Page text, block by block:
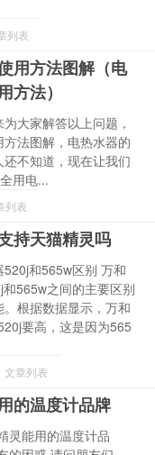
列表
用方法图解（电
方法）
大家解答以上问题，
法图解，电热水器的
不知道，现在让我们
用电...
列表
持天猫精灵吗
和565w区别 万和
565w之间的主要区别
根据数据显示，万和
要高，这是因为565
文章列表
的温度计品牌
灵能用的温度计品